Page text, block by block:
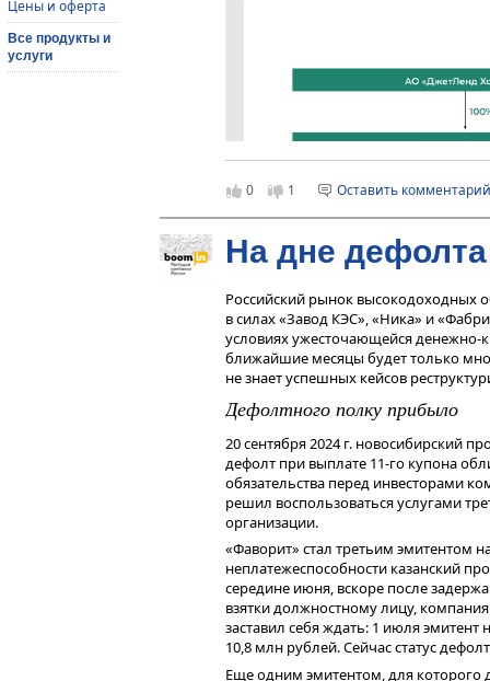
Цены и оферта
Все продукты и
услуги
0 1 Оставить комментарий
На дне дефолта
Российский рынок высокодоходных
в силах «Завод КЭС», «Ника» и
условиях ужесточающейся денежно-
ближайшие месяцы будет только
не знает успешных кейсов
Дефолтного полку прибыло
20 сентября 2024 г. новосибирский
дефолт при выплате 11-го купона
обязательства перед инвесторами
решил воспользоваться услугами
организации.
«Фаворит» стал третьим эмитентом
неплатежеспособности казанский
середине июня, вскоре после
взятки должностному лицу,
заставил себя ждать: 1 июля
10,8 млн рублей. Сейчас статус
Еще одним эмитентом, для которого